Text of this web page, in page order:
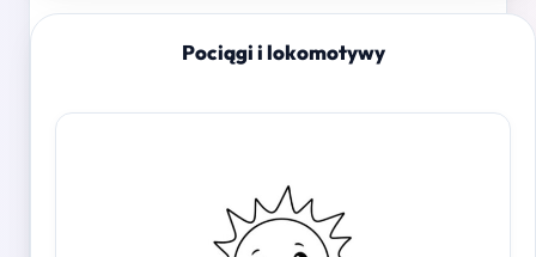
Pociągi i lokomotywy